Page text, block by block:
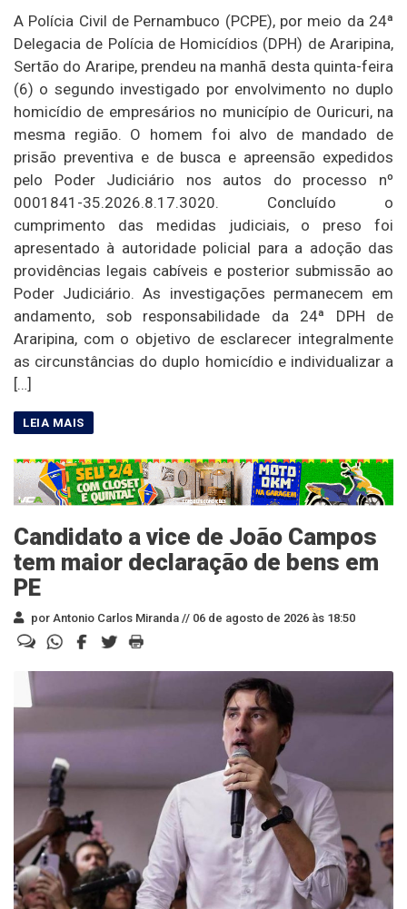
A Polícia Civil de Pernambuco (PCPE), por meio da 24ª
Delegacia de Polícia de Homicídios (DPH) de Araripina,
Sertão do Araripe, prendeu na manhã desta quinta-feira
(6) o segundo investigado por envolvimento no duplo
homicídio de empresários no município de Ouricuri, na
mesma região. O homem foi alvo de mandado de
prisão preventiva e de busca e apreensão expedidos
pelo Poder Judiciário nos autos do processo nº
0001841-35.2026.8.17.3020. Concluído o
cumprimento das medidas judiciais, o preso foi
apresentado à autoridade policial para a adoção das
providências legais cabíveis e posterior submissão ao
Poder Judiciário. As investigações permanecem em
andamento, sob responsabilidade da 24ª DPH de
Araripina, com o objetivo de esclarecer integralmente
as circunstâncias do duplo homicídio e individualizar a
[…]
Candidato a vice de João Campos
tem maior declaração de bens em
PE
por Antonio Carlos Miranda // 06 de agosto de 2026 às 18:50